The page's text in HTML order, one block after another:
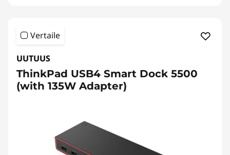
Vertaile
UUTUUS
ThinkPad USB4 Smart Dock 5500
(with 135W Adapter)